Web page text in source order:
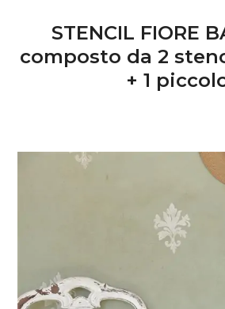
STENCIL FIORE
composto da 2
+ 1